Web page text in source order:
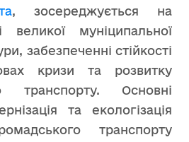
, зосереджується на
великої муніципальної
забезпеченні стійкості
кризи та розвитку
транспорту. Основні
та екологізація
транспорту